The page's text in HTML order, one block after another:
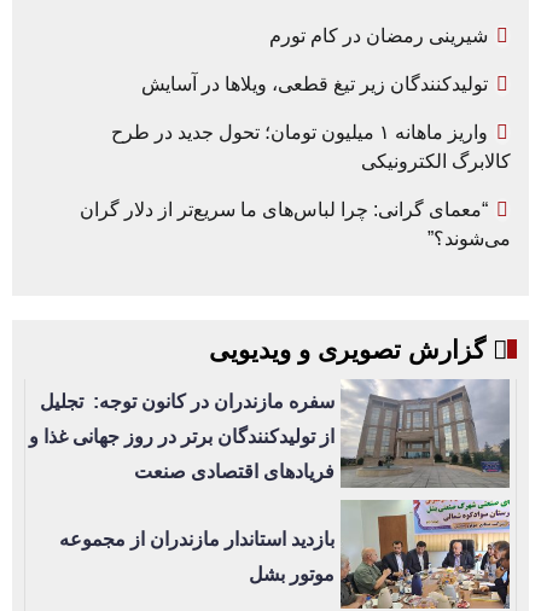
شیرینی رمضان در کام تورم
تولیدکنندگان زیر تیغ قطعی، ویلاها در آسایش
واریز ماهانه ۱ میلیون تومان؛ تحول جدید در طرح
کالابرگ الکترونیکی
“معمای گرانی: چرا لباس‌های ما سریع‌تر از دلار گران
می‌شوند؟”
گزارش تصویری و ویدیویی
سفره مازندران در کانون توجه: تجلیل
از تولیدکنندگان برتر در روز جهانی غذا و
فریادهای اقتصادی صنعت
بازدید استاندار مازندران از مجموعه
موتور بشل